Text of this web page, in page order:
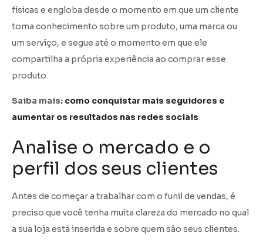
físicas e engloba desde o momento em que um cliente
toma conhecimento sobre um produto, uma marca ou
um serviço, e segue até o momento em que ele
compartilha a própria experiência ao comprar esse
produto.
Saiba mais: como conquistar mais seguidores e
aumentar os resultados nas redes sociais
Analise o mercado e o
perfil dos seus clientes
Antes de começar a trabalhar com o funil de vendas, é
preciso que você tenha muita clareza do mercado no qual
a sua loja está inserida e sobre quem são seus clientes.